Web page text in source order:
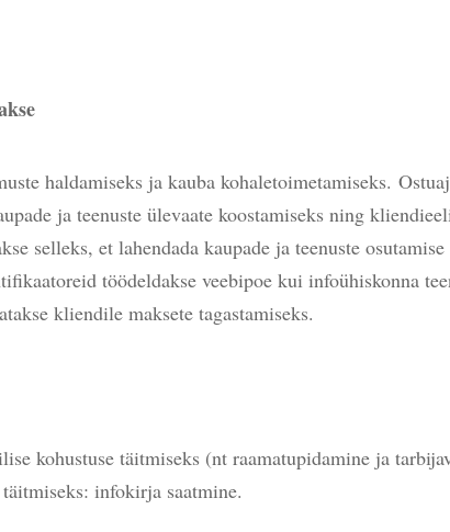
haldamiseks ja kauba kohaletoimetamiseks.
ja teenuste ülevaate koostamiseks ning
selleks, et lahendada kaupade ja teenuste
töödeldakse veebipoe kui infoühiskonna
kliendile maksete tagastamiseks.
kohustuse täitmiseks (nt raamatupidamine ja
infokirja saatmine.